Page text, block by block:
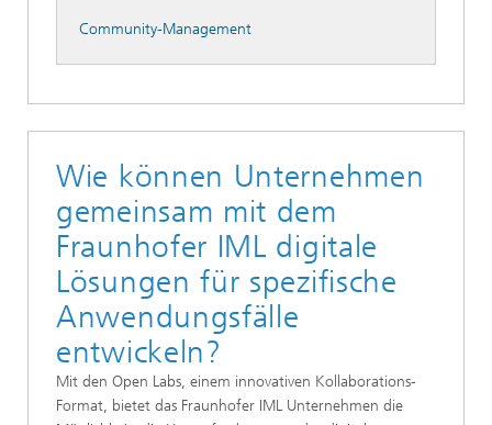
Community-Management
Wie können Unternehmen
gemeinsam mit dem
Fraunhofer IML digitale
Lösungen für spezifische
Anwendungsfälle
entwickeln?
Mit den Open Labs, einem innovativen Kollaborations-
Format, bietet das Fraunhofer IML Unternehmen die